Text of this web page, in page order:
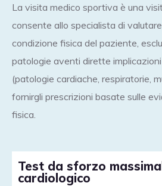
La visita medico sportiva è una
consente allo specialista di
condizione fisica del paziente,
patologie aventi dirette
(patologie cardiache, respiratorie,
fornirgli prescrizioni basate sulle
fisica.
Test da sforzo
cardiologico